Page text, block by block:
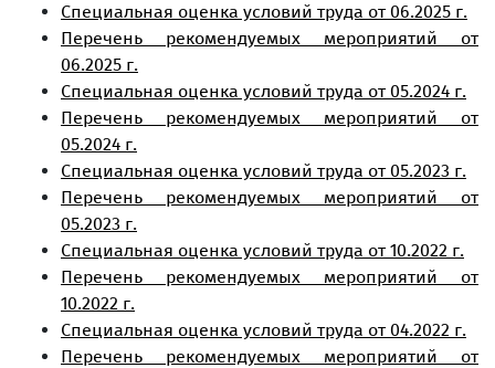
Специальная оценка условий труда от 06.2025 г.
Перечень рекомендуемых мероприятий от
06.2025 г.
Специальная оценка условий труда от 05.2024 г.
Перечень рекомендуемых мероприятий от
05.2024 г.
Специальная оценка условий труда от 05.2023 г.
Перечень рекомендуемых мероприятий от
05.2023 г.
Специальная оценка условий труда от 10.2022 г.
Перечень рекомендуемых мероприятий от
10.2022 г.
Специальная оценка условий труда от 04.2022 г.
Перечень рекомендуемых мероприятий от